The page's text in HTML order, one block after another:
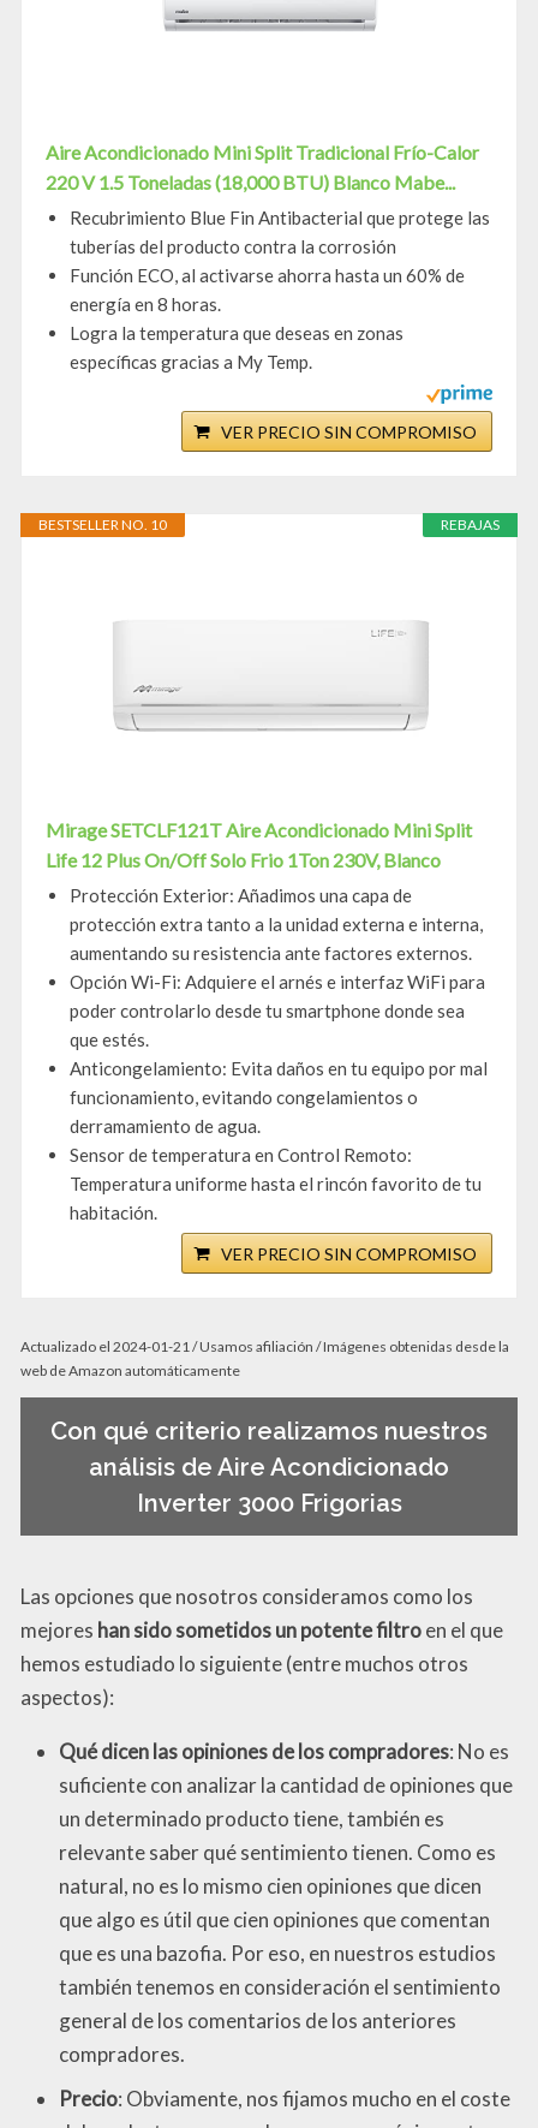
Aire Acondicionado Mini Split Tradicional Frío-Calor
220 V 1.5 Toneladas (18,000 BTU) Blanco Mabe...
Recubrimiento Blue Fin Antibacterial que protege las
tuberías del producto contra la corrosión
Función ECO, al activarse ahorra hasta un 60% de
energía en 8 horas.
Logra la temperatura que deseas en zonas
específicas gracias a My Temp.
VER PRECIO SIN COMPROMISO
REBAJAS
BESTSELLER NO. 10
Mirage SETCLF121T Aire Acondicionado Mini Split
Life 12 Plus On/Off Solo Frio 1Ton 230V, Blanco
Protección Exterior: Añadimos una capa de
protección extra tanto a la unidad externa e interna,
aumentando su resistencia ante factores externos.
Opción Wi-Fi: Adquiere el arnés e interfaz WiFi para
poder controlarlo desde tu smartphone donde sea
que estés.
Anticongelamiento: Evita daños en tu equipo por mal
funcionamiento, evitando congelamientos o
derramamiento de agua.
Sensor de temperatura en Control Remoto:
Temperatura uniforme hasta el rincón favorito de tu
habitación.
VER PRECIO SIN COMPROMISO
Actualizado el 2024-01-21 / Usamos afiliación / Imágenes obtenidas desde la
web de Amazon automáticamente
Con qué criterio realizamos nuestros
análisis de Aire Acondicionado
Inverter 3000 Frigorias
Las opciones que nosotros consideramos como los
mejores han sido sometidos un potente filtroen el que
hemos estudiado lo siguiente (entre muchos otros
aspectos):
Qué dicen las opiniones de los compradores: No es
suficiente con analizar la cantidad de opiniones que
un determinado producto tiene, también es
relevante saber qué sentimiento tienen. Como es
natural, no es lo mismo cien opiniones que dicen
que algo es útil que cien opiniones que comentan
que es una bazofia. Por eso, en nuestros estudios
también tenemos en consideración el sentimiento
general de los comentarios de los anteriores
compradores.
Precio: Obviamente, nos fijamos mucho en el coste